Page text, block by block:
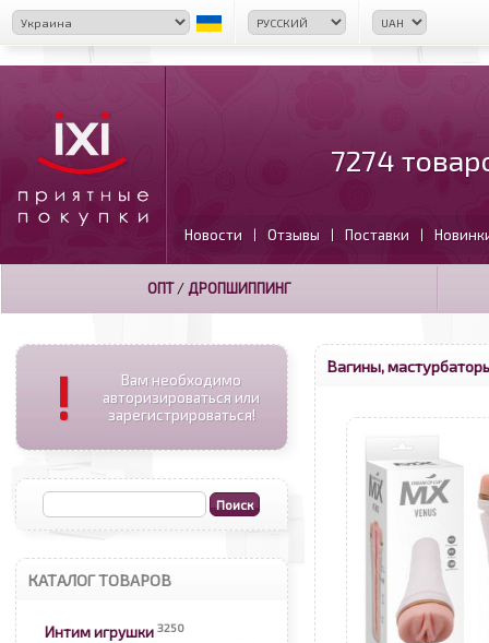
7274
Новости | Отзывы | Поставки |
ОПТ/ ДРОПШИППИНГ
!
Вам необходимо
авторизироваться или
зарегистрироваться!
КАТАЛОГ ТОВАРОВ
Интим игрушки 3250
Вагины,